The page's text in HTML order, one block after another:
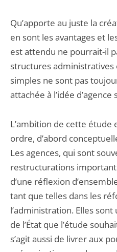
Qu’apporte au juste la
en sont les avantages et
est attendu ne pourrait-il
structures administratives
simples ne sont pas
attachée à l’idée
L’ambition de cette étude
ordre, d’abord
Les agences, qui sont
restructurations
d’une réflexion
tant que telles dans les
l’administration. Elles
de l’État que l’étude
s’agit aussi de livrer aux